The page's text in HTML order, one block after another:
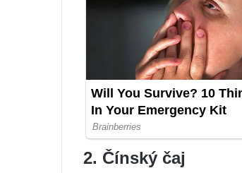
2. Čínský čaj